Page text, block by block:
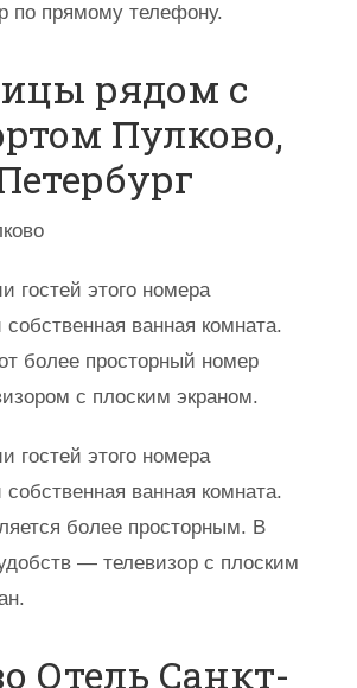
по прямому телефону.
рядом с
Пулково,
гостей этого номера
ванная комната.
более просторный номер
с плоским экраном.
гостей этого номера
ванная комната.
более просторным. В
— телевизор с плоским
Отель Санкт-